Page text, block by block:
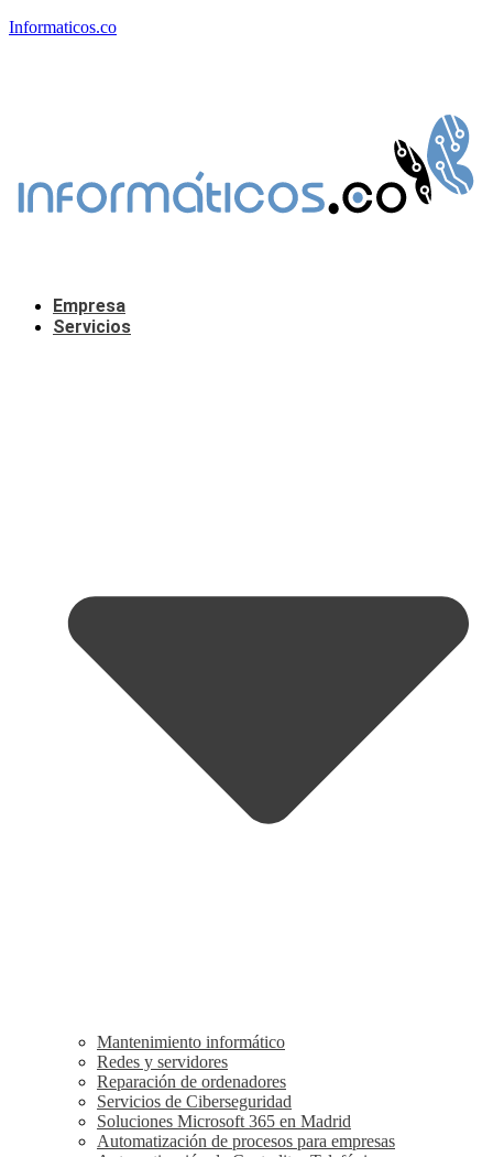
Informaticos.co
Empresa
Servicios
Mantenimiento informático
Redes y servidores
Reparación de ordenadores
Servicios de Ciberseguridad
Soluciones Microsoft 365 en Madrid
Automatización de procesos para empresas